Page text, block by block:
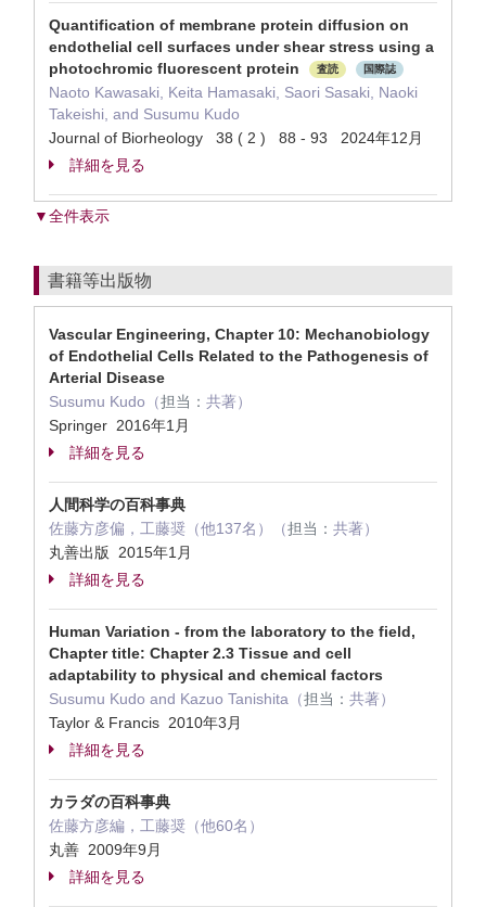
Quantification of membrane protein diffusion on
endothelial cell surfaces under shear stress using a
photochromic fluorescent protein
査読 国際誌
Naoto Kawasaki, Keita Hamasaki, Saori Sasaki, Naoki
Takeishi, and Susumu Kudo
Journal of Biorheology 38 ( 2 ) 88 - 93 2024年12月
詳細を見る
▼全件表示
書籍等出版物
Vascular Engineering, Chapter 10: Mechanobiology
of Endothelial Cells Related to the Pathogenesis of
Arterial Disease
Susumu Kudo（担当： 共著）
Springer 2016年1月
詳細を見る
人間科学の百科事典
佐藤方彦偏，工藤奨（他137名）（担当： 共著）
丸善出版 2015年1月
詳細を見る
Human Variation - from the laboratory to the field,
Chapter title: Chapter 2.3 Tissue and cell
adaptability to physical and chemical factors
Susumu Kudo and Kazuo Tanishita（担当： 共著）
Taylor & Francis 2010年3月
詳細を見る
カラダの百科事典
佐藤方彦編，工藤奨（他60名）
丸善 2009年9月
詳細を見る